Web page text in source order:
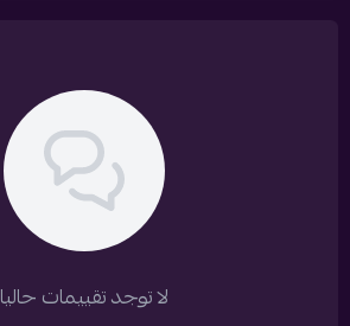
لا توجد تقييمات حاليا